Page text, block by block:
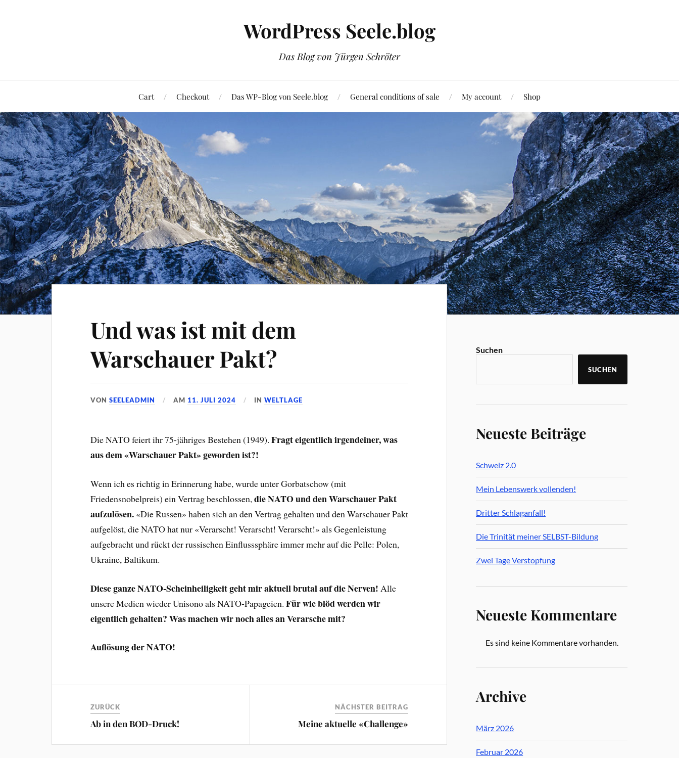
WordPress Seele.blog
Das Blog von Jürgen Schröter
Cart Checkout Das WP-Blog von Seele.blog General conditions of sale My account Shop
Und was ist mit dem
Warschauer Pakt?
VONSEELEADMIN AM 11. JULI 2024 INWELTLAGE
Die NATO feiert ihr 75-jähriges Bestehen (1949).Fragt eigentlich irgendeiner, was
aus dem «Warschauer Pakt» geworden ist?!
Wenn ich es richtig in Erinnerung habe, wurde unter Gorbatschow (mit
Friedensnobelpreis) ein Vertrag beschlossen,die NATO und den Warschauer Pakt
aufzulösen. «Die Russen» haben sich an den Vertrag gehalten und den Warschauer Pakt
aufgelöst, die NATO hat nur «Verarscht! Verarscht! Verarscht!» als Gegenleistung
aufgebracht und rückt der russischen Einflusssphäre immer mehr auf die Pelle: Polen,
Ukraine, Baltikum.
Diese ganze NATO-Scheinheiligkeit geht mir aktuell brutal auf die Nerven! Alle
unsere Medien wieder Unisono als NATO-Papageien.Für wie blöd werden wir
eigentlich gehalten? Was machen wir noch alles an Verarsche mit?
Auflösung der NATO!
ZURÜCK
Ab in den BOD-Druck!
NÄCHSTER BEITRAG
Meine aktuelle «Challenge»
Suchen
SUCHEN
Neueste Beiträge
Schweiz 2.0
Mein Lebenswerk vollenden!
Dritter Schlaganfall!
Die Trinität meiner SELBST-Bildung
Zwei Tage Verstopfung
Neueste Kommentare
Es sind keine Kommentare vorhanden.
Archive
März 2026
Februar 2026